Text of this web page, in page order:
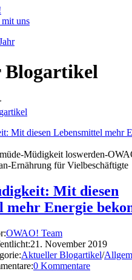
uns
Müdigkeit loswerden-
Ernährung für Vielbeschäftigte
Mit diesen
mehr Energie
OWAO! Team
21. November 2019
Aktueller Blogartikel/
0 Kommentare